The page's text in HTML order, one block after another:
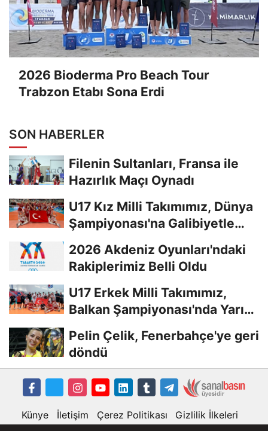
2026 Bioderma Pro Beach Tour
Trabzon Etabı Sona Erdi
SON HABERLER
Filenin Sultanları, Fransa ile
Hazırlık Maçı Oynadı
U17 Kız Milli Takımımız, Dünya
Şampiyonası'na Galibiyetle
2026 Akdeniz Oyunları'ndaki
Rakiplerimiz Belli Oldu
U17 Erkek Milli Takımımız,
Balkan Şampiyonası'nda Yarı
Pelin Çelik, Fenerbahçe'ye geri
döndü
Künye İletişim Çerez Politikası Gizlilik İlkeleri